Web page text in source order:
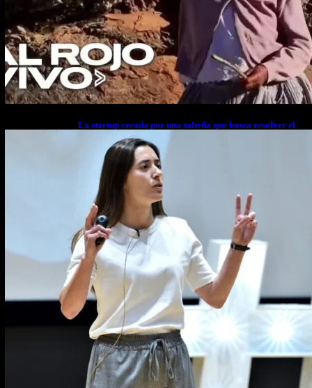
La startup creada por una salteña que busca resolver el
estrés financiero en Latinoamérica